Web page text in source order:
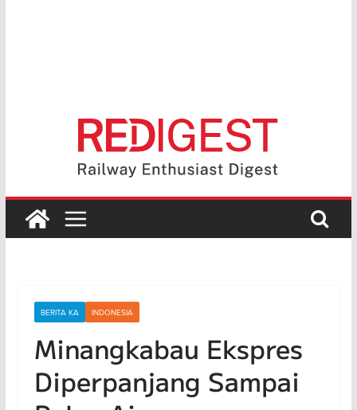
BERITA KA INDONESIA
Minangkabau Ekspres
Diperpanjang Sampai